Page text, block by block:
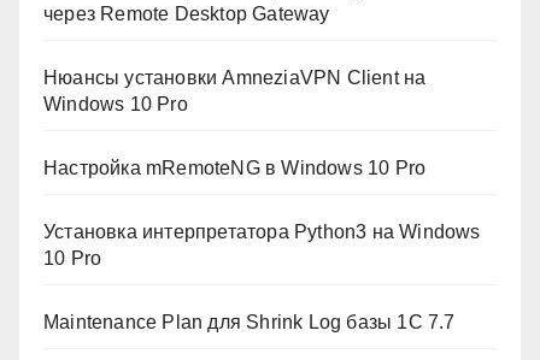
через Remote Desktop Gateway
Нюансы установки AmneziaVPN Client на
Windows 10 Pro
Настройка mRemoteNG в Windows 10 Pro
Установка интерпретатора Python3 на Windows
10 Pro
Maintenance Plan для Shrink Log базы 1C 7.7